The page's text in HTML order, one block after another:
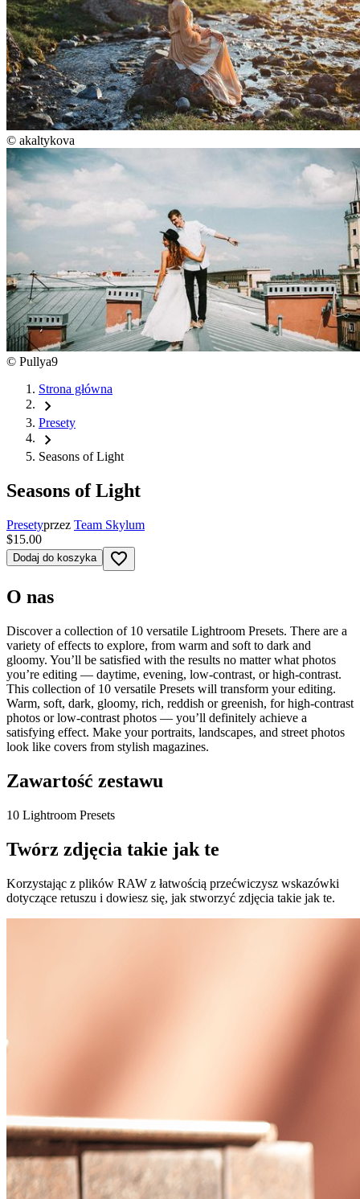
© akaltykova
© Pullya9
Strona główna
chevron_right
Presety
chevron_right
Seasons of Light
Seasons of Light
Presetyprzez Team Skylum
$15.00
Dodaj do koszyka favorite_border
O nas
Discover a collection of 10 versatile Lightroom Presets. There are a
variety of effects to explore, from warm and soft to dark and
gloomy. You’ll be satisfied with the results no matter what photos
you’re editing — daytime, evening, low-contrast, or high-contrast.
This collection of 10 versatile Presets will transform your editing.
Warm, soft, dark, gloomy, rich, reddish or greenish, for high-contrast
photos or low-contrast photos — you’ll definitely achieve a
satisfying effect. Make your portraits, landscapes, and street photos
look like covers from stylish magazines.
Zawartość zestawu
10 Lightroom Presets
Twórz zdjęcia takie jak te
Korzystając z plików RAW z łatwością przećwiczysz wskazówki
dotyczące retuszu i dowiesz się, jak stworzyć zdjęcia takie jak te.